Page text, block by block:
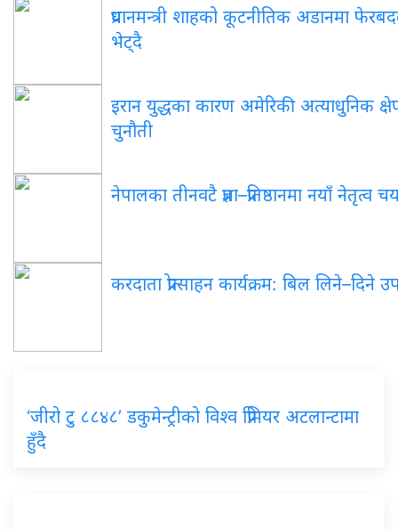
प्रधानमन्त्री शाहको कूटनीतिक अडानमा
भेट्दै
इरान युद्धका कारण अमेरिकी अत्याधुनिक
चुनौती
नेपालका तीनवटै प्रज्ञा–प्रतिष्ठानमा नयाँ नेतृत्व
करदाता प्रोत्साहन कार्यक्रम: बिल लिने–दिने
‘जीरो टु ८८४८’ डकुमेन्ट्रीको विश्व प्रिमियर अटलान्टामा
हुँदै